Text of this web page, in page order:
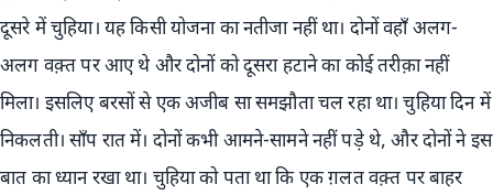
दूसरे में चुहिया। यह किसी योजना का नतीजा नहीं था। दोनों वहाँ अलग-
अलग वक़्त पर आए थे और दोनों को दूसरा हटाने का कोई तरीक़ा नहीं
मिला। इसलिए बरसों से एक अजीब सा समझौता चल रहा था। चुहिया दिन में
निकलती। साँप रात में। दोनों कभी आमने-सामने नहीं पड़े थे, और दोनों ने इस
बात का ध्यान रखा था। चुहिया को पता था कि एक ग़लत वक़्त पर बाहर